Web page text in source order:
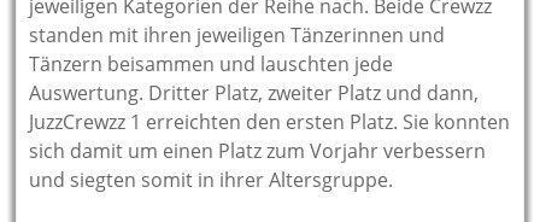
jeweiligen Kategorien der Reihe nach. Beide Crewzz
standen mit ihren jeweiligen Tänzerinnen und
Tänzern beisammen und lauschten jede
Auswertung. Dritter Platz, zweiter Platz und dann,
JuzzCrewzz 1 erreichten den ersten Platz. Sie konnten
sich damit um einen Platz zum Vorjahr verbessern
und siegten somit in ihrer Altersgruppe.